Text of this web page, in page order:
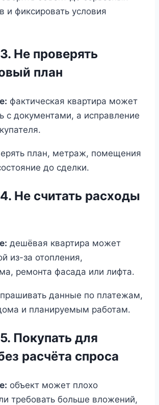
и фиксировать условия
Не проверять
план
фактическая квартира может
с документами, а исправление
план, метраж, помещения
до сделки.
Не считать расходы
дешёвая квартира может
из-за отопления,
ремонта фасада или лифта.
данные по платежам,
и планируемым работам.
Покупать для
расчёта спроса
объект может плохо
требовать больше вложений,